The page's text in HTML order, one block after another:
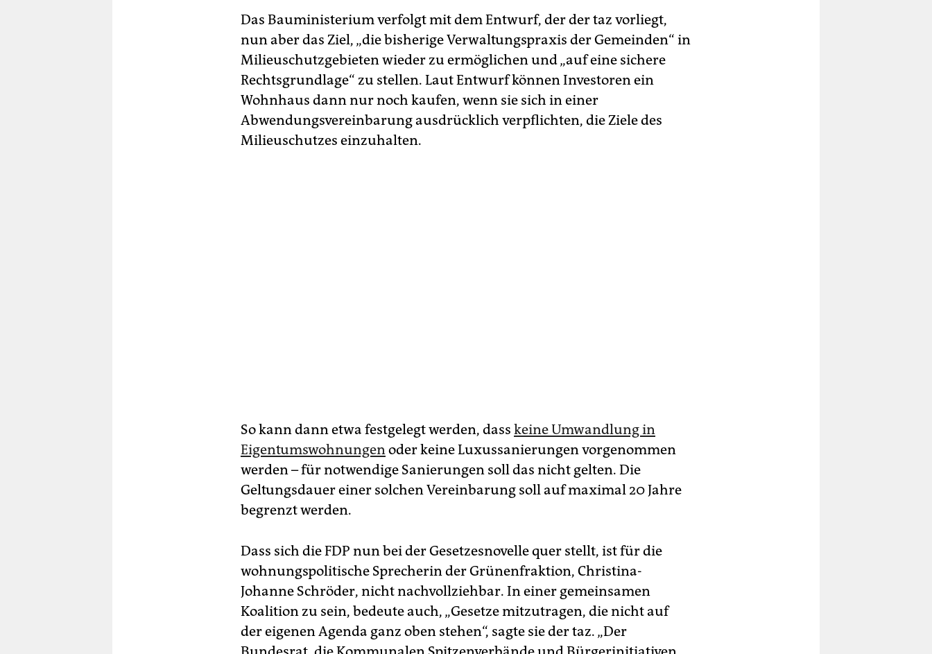
Das Bauministerium verfolgt mit dem Entwurf, der der taz vorliegt,
nun aber das Ziel, „die bisherige Verwaltungspraxis der Gemeinden“ in
Milieuschutzgebieten wieder zu ermöglichen und „auf eine sichere
Rechtsgrundlage“ zu stellen. Laut Entwurf können Investoren ein
Wohnhaus dann nur noch kaufen, wenn sie sich in einer
Abwendungsvereinbarung ausdrücklich verpflichten, die Ziele des
Milieuschutzes einzuhalten.
So kann dann etwa festgelegt werden, dass keine Umwandlung in
Eigentumswohnungenoder keine Luxussanierungen vorgenommen
werden – für notwendige Sanierungen soll das nicht gelten. Die
Geltungsdauer einer solchen Vereinbarung soll auf maximal 20 Jahre
begrenzt werden.
Dass sich die FDP nun bei der Gesetzesnovelle quer stellt, ist für die
wohnungspolitische Sprecherin der Grünenfraktion, Christina-
Johanne Schröder, nicht nachvollziehbar. In einer gemeinsamen
Koalition zu sein, bedeute auch, „Gesetze mitzutragen, die nicht auf
der eigenen Agenda ganz oben stehen“, sagte sie der taz. „Der